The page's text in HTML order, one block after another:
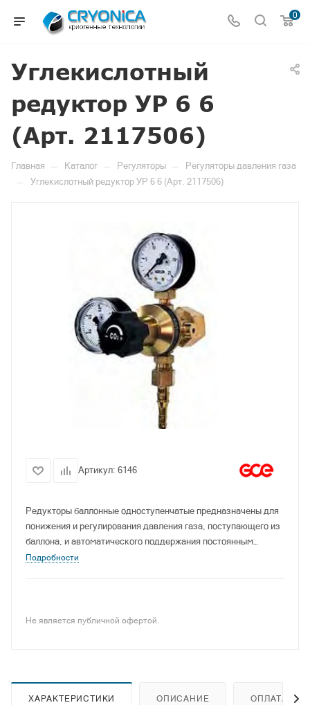
0
Углекислотный
редуктор УР 6 6
(Арт. 2117506)
Главная — Каталог — Регуляторы — Регуляторы давления газа
— Углекислотный редуктор УР 6 6 (Арт. 2117506)
Артикул: 6146
Pедукторы баллонные одноступенчатые предназначены для
понижения и регулирования давления газа, поступающего из
баллона, и автоматического поддержания постоянным
заданного рабочего давления газа при питании постов и
Подробности
Не является публичной офертой.
ХАРАКТЕРИСТИКИ ОПИСАНИЕ ОПЛАТА